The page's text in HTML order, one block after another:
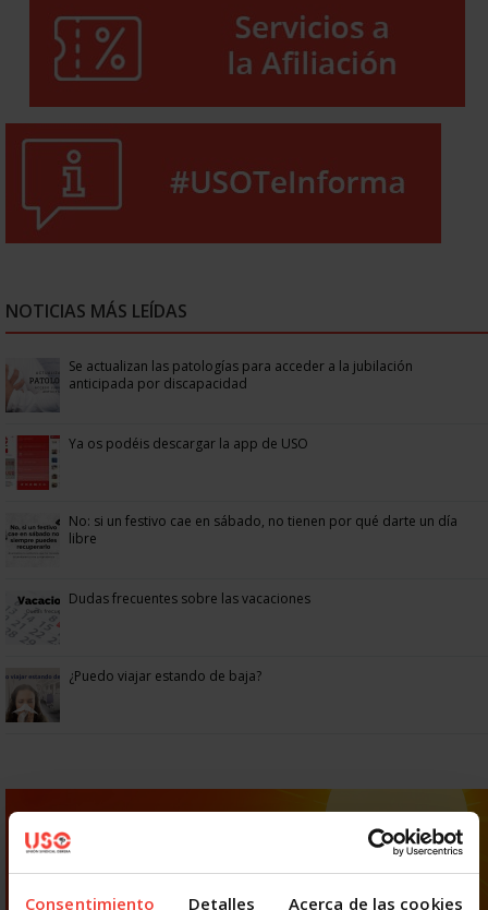
Consentimiento Detalles Acerca de las cookies
NOTICIAS MÁS LEÍDAS
Se actualizan las patologías para acceder a la jubilación
anticipada por discapacidad
Ya os podéis descargar la app de USO
No: si un festivo cae en sábado, no tienen por qué darte un día
libre
Dudas frecuentes sobre las vacaciones
¿Puedo viajar estando de baja?